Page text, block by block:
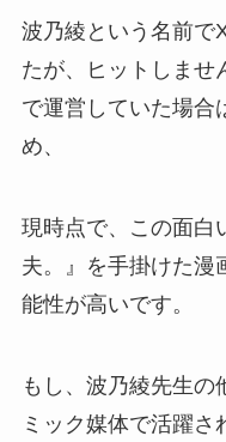
波乃綾という名前で
たが、ヒットしませ
で運営していた場合
め、
現時点で、この面白
夫。』
を手掛けた漫
能性が高いです。
もし、 波乃綾先生の
ミック媒体で活躍さ